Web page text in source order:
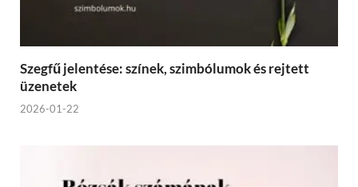
Szegfű jelentése: színek, szimbólumok és rejtett
üzenetek
2026-01-22